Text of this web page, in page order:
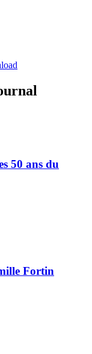
50 ans du
Fortin